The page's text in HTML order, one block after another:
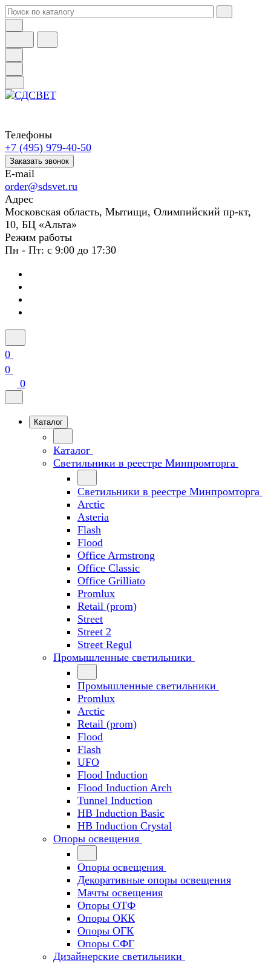
Телефоны
+7 (495) 979-40-50
Заказать звонок
E-mail
order@sdsvet.ru
Адрес
Московская область, Мытищи, Олимпийский пр-кт,
10, БЦ «Альта»
Режим работы
Пн - Пт: с 9:00 до 17:30
0
0
0
Каталог
Каталог
Светильники в реестре Минпромторга
Светильники в реестре Минпромторга
Arctic
Asteria
Flash
Flood
Office Armstrong
Office Classic
Office Grilliato
Promlux
Retail (prom)
Street
Street 2
Street Regul
Промышленные светильники
Промышленные светильники
Promlux
Arctic
Retail (prom)
Flood
Flash
UFO
Flood Induction
Flood Induction Arch
Tunnel Induction
HB Induction Basic
HB Induction Crystal
Опоры освещения
Опоры освещения
Декоративные опоры освещения
Мачты освещения
Опоры ОТФ
Опоры ОКК
Опоры ОГК
Опоры СФГ
Дизайнерские светильники